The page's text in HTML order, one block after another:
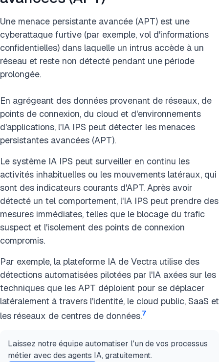
Une menace persistante avancée (APT) est une
cyberattaque furtive (par exemple, vol d'informations
confidentielles) dans laquelle un intrus accède à un
réseau et reste non détecté pendant une période
prolongée.
En agrégeant des données provenant de réseaux, de
points de connexion, du cloud et d'environnements
d'applications, l'IA IPS peut détecter les menaces
persistantes avancées (APT).
Le système IA IPS peut surveiller en continu les
activités inhabituelles ou les mouvements latéraux, qui
sont des indicateurs courants d'APT. Après avoir
détecté un tel comportement, l'IA IPS peut prendre des
mesures immédiates, telles que le blocage du trafic
suspect et l'isolement des points de connexion
compromis.
Par exemple, la plateforme IA de Vectra utilise des
détections automatisées pilotées par l'IA axées sur les
techniques que les APT déploient pour se déplacer
latéralement à travers l'identité, le cloud public, SaaS et
les réseaux de centres de données.7
Laissez notre équipe automatiser l'un de vos processus
métier avec des agents IA, gratuitement.